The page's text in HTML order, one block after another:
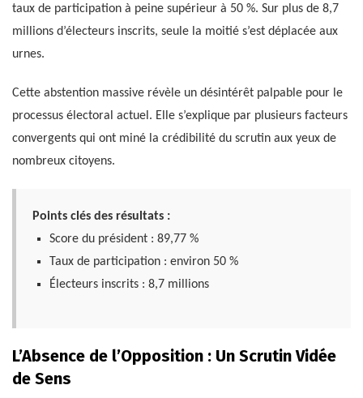
taux de participation à peine supérieur à 50 %. Sur plus de 8,7
millions d’électeurs inscrits, seule la moitié s’est déplacée aux
urnes.
Cette abstention massive révèle un désintérêt palpable pour le
processus électoral actuel. Elle s’explique par plusieurs facteurs
convergents qui ont miné la crédibilité du scrutin aux yeux de
nombreux citoyens.
Points clés des résultats :
Score du président : 89,77 %
Taux de participation : environ 50 %
Électeurs inscrits : 8,7 millions
L’Absence de l’Opposition : Un Scrutin Vidée
de Sens